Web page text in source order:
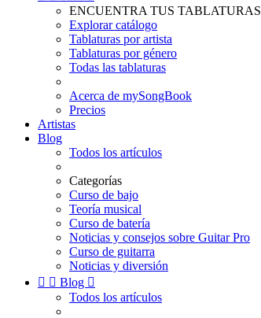
ENCUENTRA TUS TABLATURAS
Explorar catálogo
Tablaturas por artista
Tablaturas por género
Todas las tablaturas
Acerca de mySongBook
Precios
Artistas
Blog
Todos los artículos
Categorías
Curso de bajo
Teoría musical
Curso de batería
Noticias y consejos sobre Guitar Pro
Curso de guitarra
Noticias y diversión
  Blog 
Todos los artículos